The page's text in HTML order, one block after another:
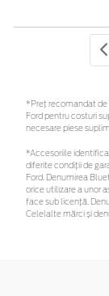
*Preţ recomandat de
Ford pentru costuri
necesare piese
*Accesoriile
diferite condiții de
Ford. Denumirea
orice utilizare a unor
face sub licență.
Celelalte mărci și